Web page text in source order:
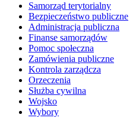
Samorząd terytorialny
Bezpieczeństwo publiczne
Administracja publiczna
Finanse samorządów
Pomoc społeczna
Zamówienia publiczne
Kontrola zarządcza
Orzeczenia
Służba cywilna
Wojsko
Wybory